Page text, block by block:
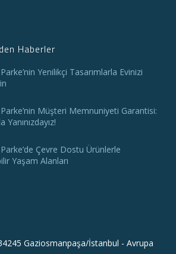
Haberler
Yenilikçi Tasarımlarla Evinizi
Müşteri Memnuniyeti Garantisi:
Yanınızdayız!
Çevre Dostu Ürünlerle
Yaşam Alanları
Gaziosmanpaşa/İstanbul - Avrupa